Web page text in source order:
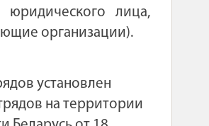
юридического лица,
организации).
установлен
на территории